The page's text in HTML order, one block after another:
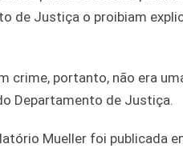
de Justiça o proibiam
crime, portanto, não era
Departamento de Justiça.
Mueller foi publicada